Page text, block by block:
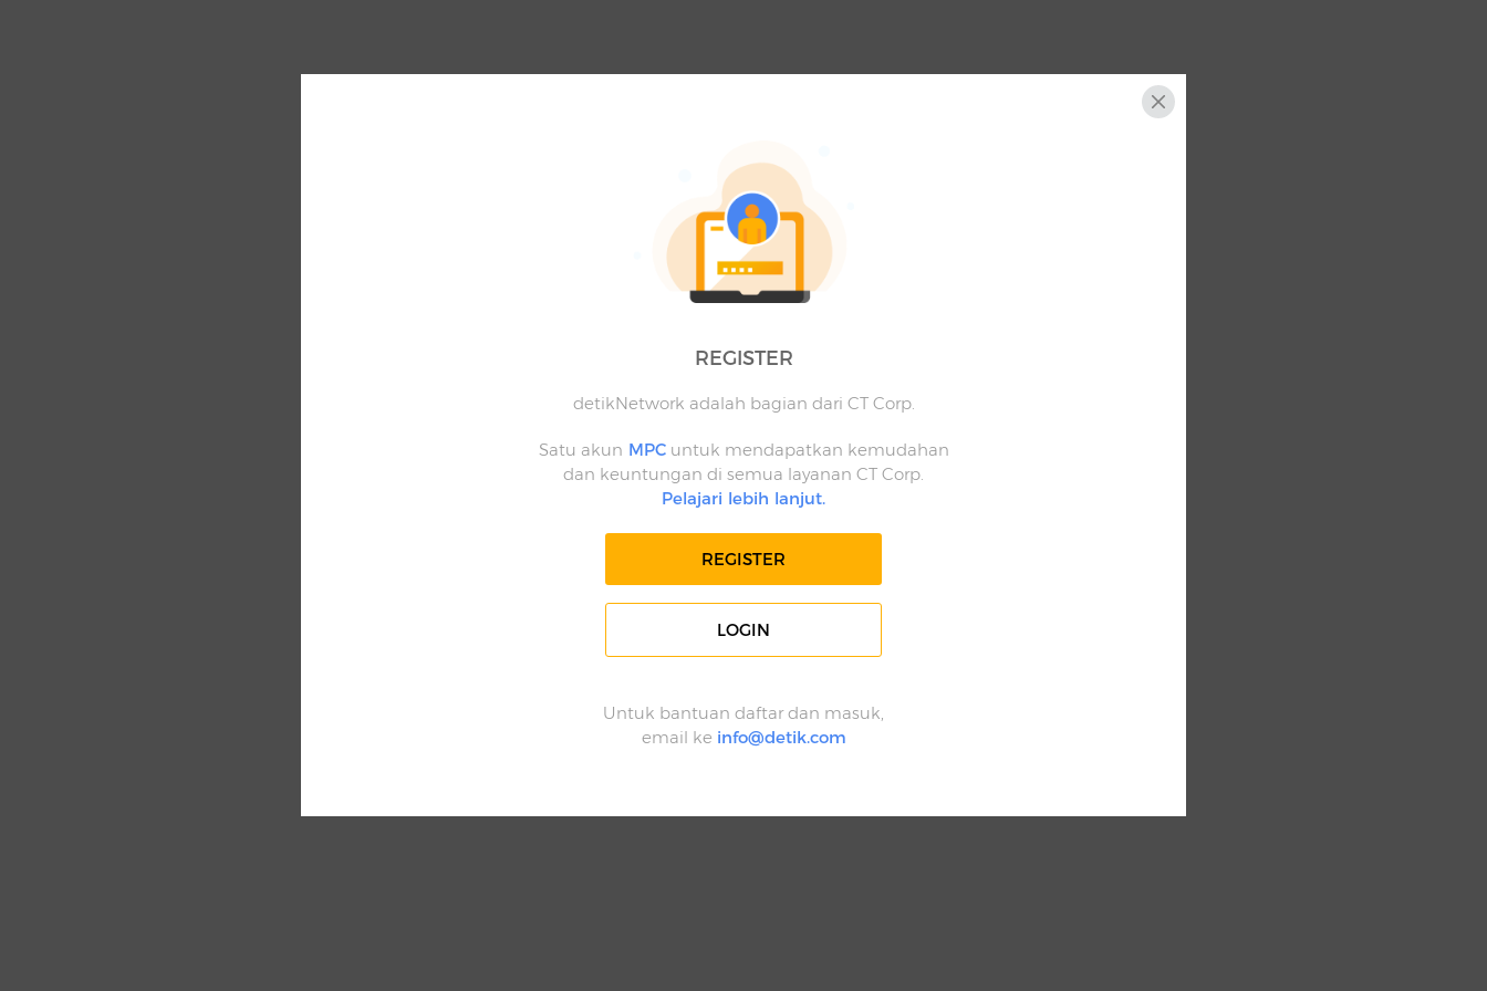
REGISTER
detikNetwork adalah bagian dari CT Corp.
Satu akun MPCuntuk mendapatkan kemudahan
dan keuntungan di semua layanan CT Corp.
Pelajari lebih lanjut.
REGISTER
LOGIN
Untuk bantuan daftar dan masuk,
email ke info@detik.com